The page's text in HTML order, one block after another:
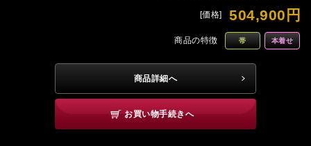
[価格] 504,900円
商品の特徴 帯 本着せ
商品詳細へ
お買い物手続きへ